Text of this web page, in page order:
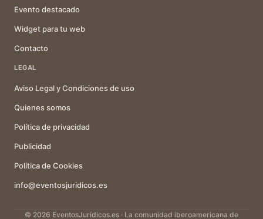
Evento destacado
Widget para tu web
Contacto
LEGAL
Aviso Legal y Condiciones de uso
Quienes somos
Política de privacidad
Publicidad
Política de Cookies
info@eventosjuridicos.es
© 2026 EventosJurídicos.es · La comunidad iberoamericana de